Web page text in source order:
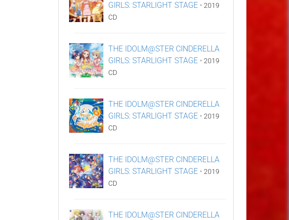
GIRLS: STARLIGHT STAGE • 2019
CD
THE IDOLM@STER CINDERELLA
GIRLS: STARLIGHT STAGE • 2019
CD
THE IDOLM@STER CINDERELLA
GIRLS: STARLIGHT STAGE • 2019
CD
THE IDOLM@STER CINDERELLA
GIRLS: STARLIGHT STAGE • 2019
CD
THE IDOLM@STER CINDERELLA